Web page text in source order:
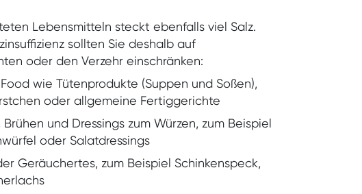
Lebensmitteln steckt ebenfalls viel Salz.
sollten Sie deshalb auf
oder den Verzehr einschränken:
wie Tütenprodukte (Suppen und Soßen),
oder allgemeine Fertiggerichte
und Dressings zum Würzen, zum Beispiel
oder Salatdressings
Geräuchertes, zum Beispiel Schinkenspeck,